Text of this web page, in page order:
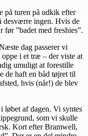
på turen på udkik efter
desværre ingen. Hvis de
”badet med freshies”.
dag passerer vi
i et træ – der viste at
umuligt at forestille
de haft en båd tøjret til
hvis (når!) de blev
løbet af dagen. Vi syntes
som vi skulle
Kort efter Bramwell,